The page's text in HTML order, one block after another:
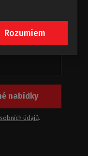
e-mail
nabídky
údajů.
Rozumiem